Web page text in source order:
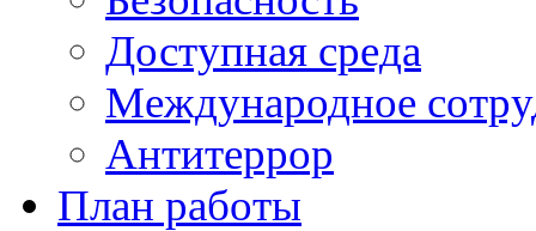
Доступная среда
Международное
Антитеррор
План работы